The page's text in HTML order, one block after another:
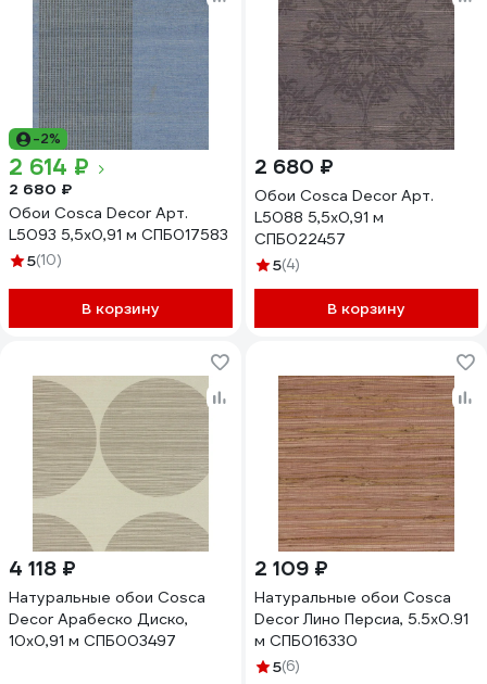
-2%
2 614 ₽
2 680 ₽
Обои Cosca Decor Арт.
L5093 5,5x0,91 м СПБ017583
5(10)
В корзину
2 680 ₽
Обои Cosca Decor Арт.
L5088 5,5x0,91 м
СПБ022457
5(4)
В корзину
4 118 ₽
Натуральные обои Cosca
Decor Арабеско Диско,
10x0,91 м СПБ003497
2 109 ₽
Натуральные обои Cosca
Decor Лино Персиа, 5.5x0.91
м СПБ016330
5(6)